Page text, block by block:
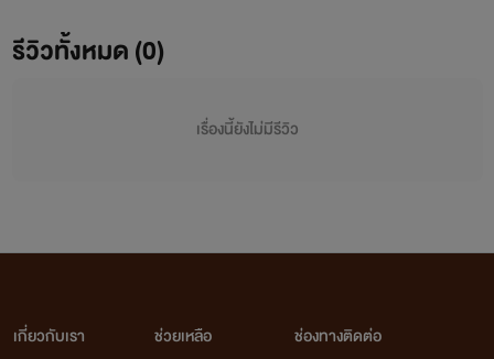
รีวิวทั้งหมด (0)
เรื่องนี้ยังไม่มีรีวิว
เกี่ยวกับเรา
ช่วยเหลือ
ช่องทางติดต่อ